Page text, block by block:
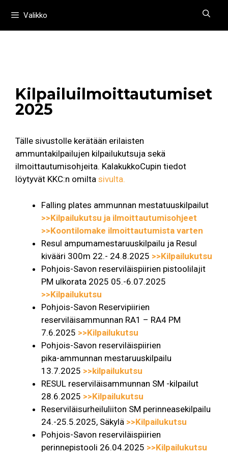
sisältöönValikko
Kilpailuilmoittautumiset
2025
Tälle sivustolle kerätään erilaisten
ammuntakilpailujen kilpailukutsuja sekä
ilmoittautumisohjeita. KalakukkoCupin tiedot
löytyvät KKC:n omilta sivulta.
Falling plates ammunnan mestatuuskilpailut
>>Kilpailukutsu ja ilmoittautumisohjeet
>>Koontilomake ilmoittautumista varten
Resul ampumamestaruuskilpailu ja Resul
kivääri 300m 22.- 24.8.2025 >>Kilpailukutsu
Pohjois-Savon reserviläispiirien pistoolilajit
PM ulkorata 2025 05.-6.07.2025
>>Kilpailukutsu
Pohjois-Savon Reservipiirien
reserviläisammunnan RA1 – RA4 PM
7.6.2025 >>Kilpailukutsu
Pohjois-Savon reserviläispiirien
pika-ammunnan mestaruuskilpailu
13.7.2025 >>kilpailukutsu
RESUL reserviläisammunnan SM -kilpailut
28.6.2025 >>Kilpailukutsu
Reserviläisurheiluliiton SM perinneasekilpailu
24.-25.5.2025, Säkylä >>Kilpailukutsu
Pohjois-Savon reserviläispiirien
perinnepistooli 26.04.2025 >>Kilpailukutsu